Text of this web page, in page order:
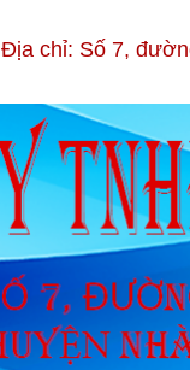
Địa chỉ: Số 7,